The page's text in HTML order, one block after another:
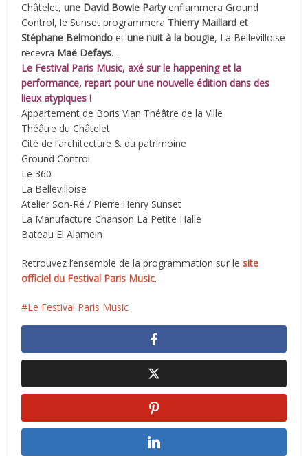
Châtelet,une David Bowie Partyenflammera Ground
Control, le Sunset programmera Thierry Maillard et
Stéphane Belmondo etune nuit à la bougie, La Bellevilloise
recevra Maë Defays…
Le Festival Paris Music, axé sur le happening et la
performance, repart pour une nouvelle édition dans des
lieux atypiques !
Appartement de Boris Vian Théâtre de la Ville
Théâtre du Châtelet
Cité de l’architecture & du patrimoine
Ground Control
Le 360
La Bellevilloise
Atelier Son-Ré / Pierre Henry Sunset
La Manufacture Chanson La Petite Halle
Bateau El Alamein
Retrouvez l’ensemble de la programmation sur lesite
officiel du Festival Paris Music.
Le Festival Paris Music